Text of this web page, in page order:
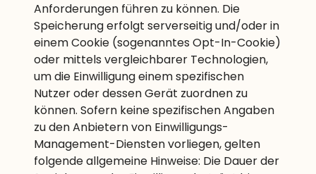
Anforderungen führen zu können. Die
Speicherung erfolgt serverseitig und/oder in
einem Cookie (sogenanntes Opt-In-Cookie)
oder mittels vergleichbarer Technologien,
um die Einwilligung einem spezifischen
Nutzer oder dessen Gerät zuordnen zu
können. Sofern keine spezifischen Angaben
zu den Anbietern von Einwilligungs-
Management-Diensten vorliegen, gelten
folgende allgemeine Hinweise: Die Dauer der